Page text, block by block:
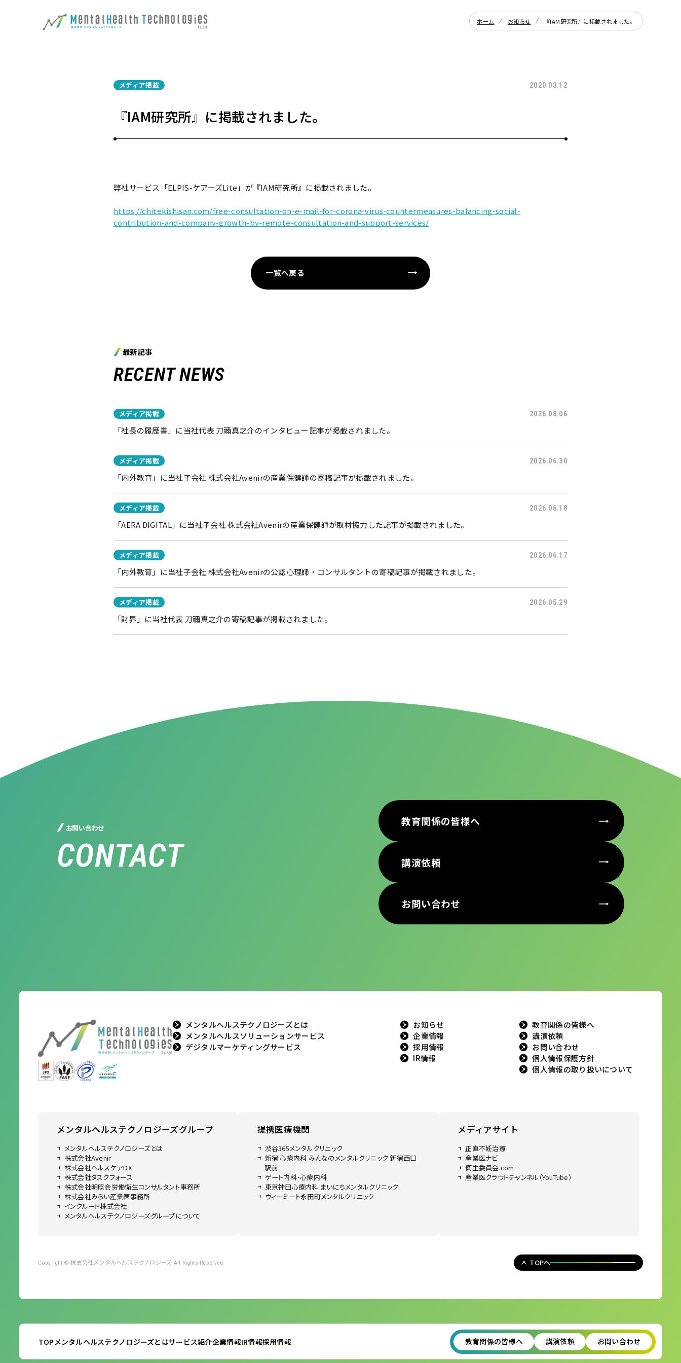
TOP メンタルヘルステクノロジーズとはサービス紹介企業情報IR情報採用情報 教育関係の皆様へ 講演依頼 お問い合わせ
ホーム お知らせ 『IAM研究所』に掲載されました。
メディア掲載 2020.03.12
『IAM研究所』に掲載されました。
弊社サービス「ELPIS-ケアーズLite」が『IAM研究所』に掲載されました。
https://chitekishisan.com/free-consultation-on-e-mail-for-corona-virus-countermeasures-balancing-social-
contribution-and-company-growth-by-remote-consultation-and-support-services/
一覧へ戻る
最新記事
RECENT NEWS
メディア掲載 2026.08.06
「社長の履歴書」に当社代表 刀禰真之介のインタビュー記事が掲載されました。
メディア掲載 2026.06.30
「内外教育」に当社子会社 株式会社Avenirの産業保健師の寄稿記事が掲載されました。
メディア掲載 2026.06.18
「AERA DIGITAL」に当社子会社 株式会社Avenirの産業保健師が取材協力した記事が掲載されました。
メディア掲載 2026.06.17
「内外教育」に当社子会社 株式会社Avenirの公認心理師・コンサルタントの寄稿記事が掲載されました。
メディア掲載 2026.05.29
「財界」に当社代表 刀禰真之介の寄稿記事が掲載されました。
お問い合わせ
CONTACT
教育関係の皆様へ
講演依頼
お問い合わせ
メンタルヘルステクノロジーズとは
メンタルヘルスソリューションサービス
デジタルマーケティングサービス
お知らせ
企業情報
採用情報
IR情報
教育関係の皆様へ
講演依頼
お問い合わせ
個人情報保護方針
個人情報の取り扱いについて
メンタルヘルステクノロジーズグループ
メンタルヘルステクノロジーズとは
株式会社Avenir
株式会社ヘルスケアDX
株式会社タスクフォース
株式会社明照会労働衛生コンサルタント事務所
株式会社みらい産業医事務所
インクルード株式会社
メンタルヘルステクノロジーズグループについて
提携医療機関
渋谷365メンタルクリニック
新宿 心療内科 みんなのメンタルクリニック 新宿西口
駅前
ゲート内科・心療内科
東京神田心療内科 まいにちメンタルクリニック
ウィーミート永田町メンタルクリニック
メディアサイト
正直不妊治療
産業医ナビ
衛生委員会.com
産業医クラウドチャンネル（YouTube）
Copyright ©株式会社メンタルヘルステクノロジーズ All Rights Reserved. TOPへ